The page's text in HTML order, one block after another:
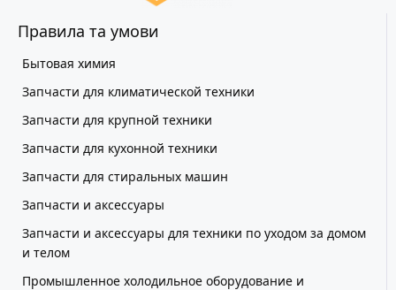
Правила та умови
Бытовая химия
Запчасти для климатической техники
Запчасти для крупной техники
Запчасти для кухонной техники
Запчасти для стиральных машин
Запчасти и аксессуары
Запчасти и аксессуары для техники по уходом за домом
и телом
Промышленное холодильное оборудование и